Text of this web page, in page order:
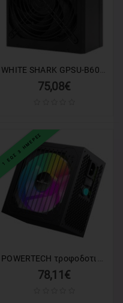
75,08€
1 ΕΩΣ 3 ΗΜΕΡΕΣ
78,11€